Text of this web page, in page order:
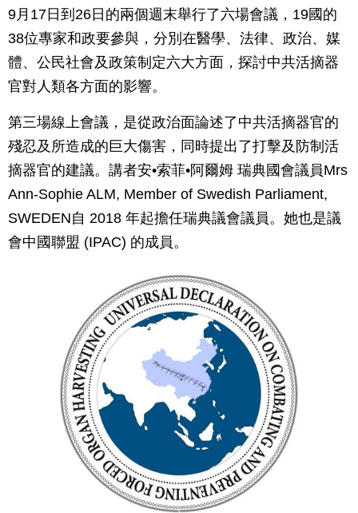
9月17日到26日的兩個週末舉行了六場會議，19國的
38位專家和政要參與，分別在醫學、法律、政治、媒
體、公民社會及政策制定六大方面，探討中共活摘器
官對人類各方面的影響。
第三場線上會議，是從政治面論述了中共活摘器官的
殘忍及所造成的巨大傷害，同時提出了打擊及防制活
摘器官的建議。講者安•索菲•阿爾姆 瑞典國會議員Mrs
Ann-Sophie ALM, Member of Swedish Parliament,
SWEDEN自 2018 年起擔任瑞典議會議員。她也是議
會中國聯盟 (IPAC) 的成員。